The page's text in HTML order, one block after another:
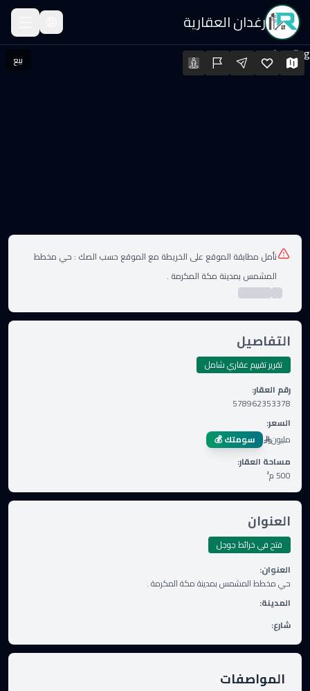
رغدان العقارية
ارض للبيع
Loading... بيع
نأمل مطابقة الموقع على الخريطة مع الموقع حسب الصك : حي مخطط
المشمس بمدينة مكة المكرمة .
التفاصيل
تقرير تقييم عقاري شامل
رقم العقار:
578962353378
السعر:
مليون
سومتك 💰
مساحة العقار:
500 م²
العنوان
فتح في خرائط جوجل
العنوان:
حي مخطط المشمس بمدينة مكة المكرمة .
المدينة:
شارع:
المواصفات